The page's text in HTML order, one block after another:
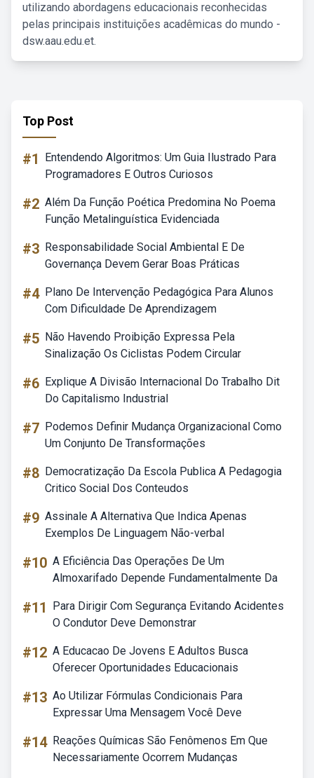
utilizando abordagens educacionais reconhecidas
pelas principais instituições acadêmicas do mundo -
dsw.aau.edu.et.
Top Post
#1
Entendendo Algoritmos: Um Guia Ilustrado Para
Programadores E Outros Curiosos
#2 Além Da Função Poética Predomina No Poema
Função Metalinguística Evidenciada
#3 Responsabilidade Social Ambiental E De
Governança Devem Gerar Boas Práticas
#4 Plano De Intervenção Pedagógica Para Alunos
Com Dificuldade De Aprendizagem
#5 Não Havendo Proibição Expressa Pela
Sinalização Os Ciclistas Podem Circular
#6 Explique A Divisão Internacional Do Trabalho Dit
Do Capitalismo Industrial
#7 Podemos Definir Mudança Organizacional Como
Um Conjunto De Transformações
#8 Democratização Da Escola Publica A Pedagogia
Critico Social Dos Conteudos
#9 Assinale A Alternativa Que Indica Apenas
Exemplos De Linguagem Não-verbal
#10 A Eficiência Das Operações De Um
Almoxarifado Depende Fundamentalmente Da
#11
Para Dirigir Com Segurança Evitando Acidentes
O Condutor Deve Demonstrar
#12 A Educacao De Jovens E Adultos Busca
Oferecer Oportunidades Educacionais
#13 Ao Utilizar Fórmulas Condicionais Para
Expressar Uma Mensagem Você Deve
#14 Reações Químicas São Fenômenos Em Que
Necessariamente Ocorrem Mudanças